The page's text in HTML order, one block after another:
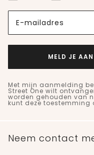
E-mailadres
MELD JE
Met mijn aanmelding
Street One wilt
worden gehouden van
kunt deze toestemming
Neem contact